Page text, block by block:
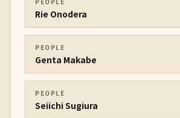
Rie Onodera
PEOPLE
Genta Makabe
PEOPLE
Seiichi Sugiura